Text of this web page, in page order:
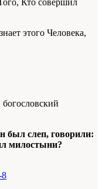
этого Человека,
был слеп, говорили:
милостыни?